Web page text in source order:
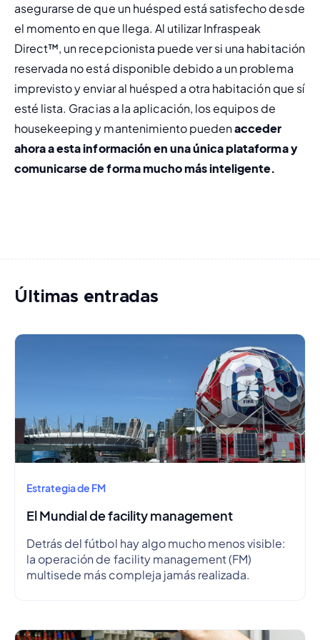
asegurarse de que un huésped está satisfecho desde
el momento en que llega. Al utilizar Infraspeak
Direct™, un recepcionista puede ver si una habitación
reservada no está disponible debido a un problema
imprevisto y enviar al huésped a otra habitación que sí
esté lista. Gracias a la aplicación, los equipos de
housekeeping y mantenimiento pueden acceder
ahora a esta información en una única plataforma y
comunicarse de forma mucho más inteligente.
Últimas entradas
Estrategia de FM
El Mundial de facility management
Detrás del fútbol hay algo mucho menos visible:
la operación de facility management (FM)
multisede más compleja jamás realizada.